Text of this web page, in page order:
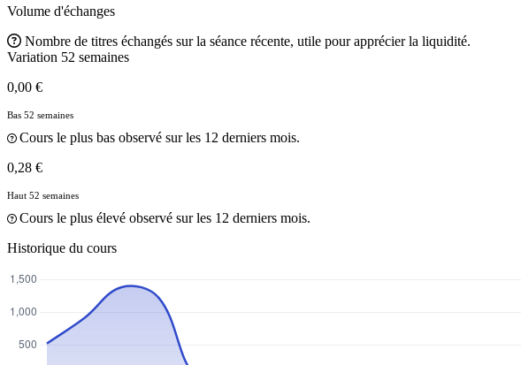
Volume d'échanges
Nombre de titres échangés sur la séance récente, utile pour apprécier la liquidité.
Variation 52 semaines
0,00 €
Bas 52 semaines
Cours le plus bas observé sur les 12 derniers mois.
0,28 €
Haut 52 semaines
Cours le plus élevé observé sur les 12 derniers mois.
Historique du cours